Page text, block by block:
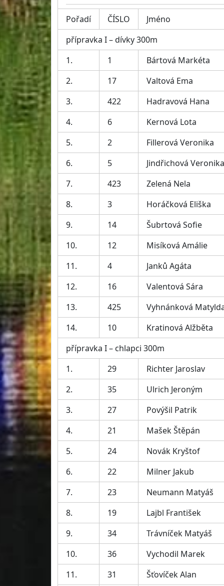
Pořadí ČÍSLO
Jméno
přípravka I – dívky 300m
1.
1
Bártová Markéta
2.
17
Valtová Ema
3.
422
Hadravová Hana
4.
6
Kernová Lota
5.
2
Fillerová Veronika
6.
5
Jindřichová Veronika
7.
423
Zelená Nela
8.
3
Horáčková Eliška
9.
14
Šubrtová Sofie
10.
12
Misíková Amálie
11.
4
Janků Agáta
12.
16
Valentová Sára
13.
425
Vyhnánková
14.
10
Kratinová Alžběta
přípravka I – chlapci 300m
1.
29
Richter Jaroslav
2.
35
Ulrich Jeroným
3.
27
Povýšil Patrik
4.
21
Mašek Štěpán
5.
24
Novák Kryštof
6.
22
Milner Jakub
7.
23
Neumann Matyáš
8.
19
Lajbl František
9.
34
Trávníček Matyáš
10.
36
Vychodil Marek
11.
31 Šťovíček Alan